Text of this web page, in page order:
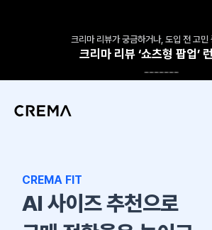
크리마 리뷰가 궁금하거나, 도입 전 고민
크리마 리뷰 ‘쇼츠형 팝업’
CREMA FIT
AI 사이즈 추천으로